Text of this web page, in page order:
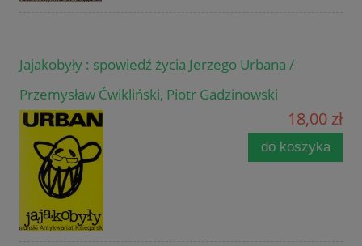
Jajakobyły : spowiedź życia Jerzego Urbana /
Przemysław Ćwikliński, Piotr Gadzinowski
18,00 zł
do koszyka